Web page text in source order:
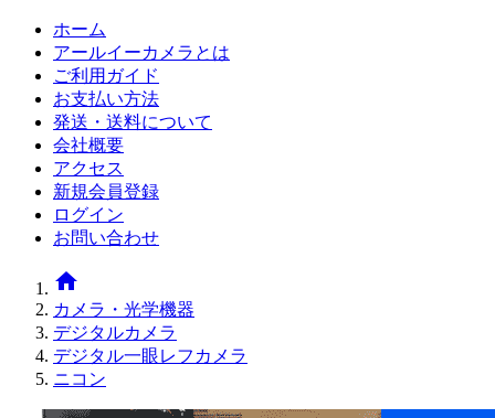
ホーム
アールイーカメラとは
ご利用ガイド
お支払い方法
発送・送料について
会社概要
アクセス
新規会員登録
ログイン
お問い合わせ
home
カメラ・光学機器
デジタルカメラ
デジタル一眼レフカメラ
ニコン